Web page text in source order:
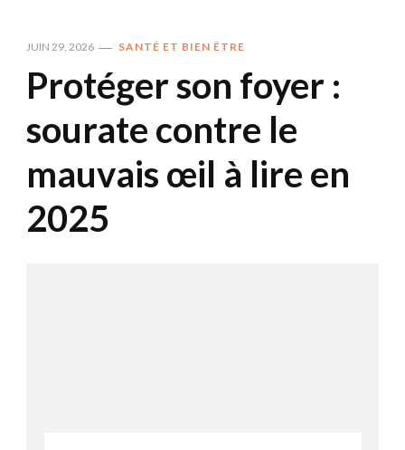
JUIN 29, 2026 SANTÉ ET BIEN ÊTRE
Protéger son foyer :
sourate contre le
mauvais œil à lire en
2025